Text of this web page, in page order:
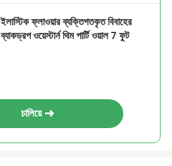
ইলাস্টিক ফ্লাওয়ার ব্যক্তিগতকৃত বিবাহের
ব্যাকড্রপ ওয়েস্টার্ন থিম পার্টি ওয়াল 7 ফুট
চালিয়ে